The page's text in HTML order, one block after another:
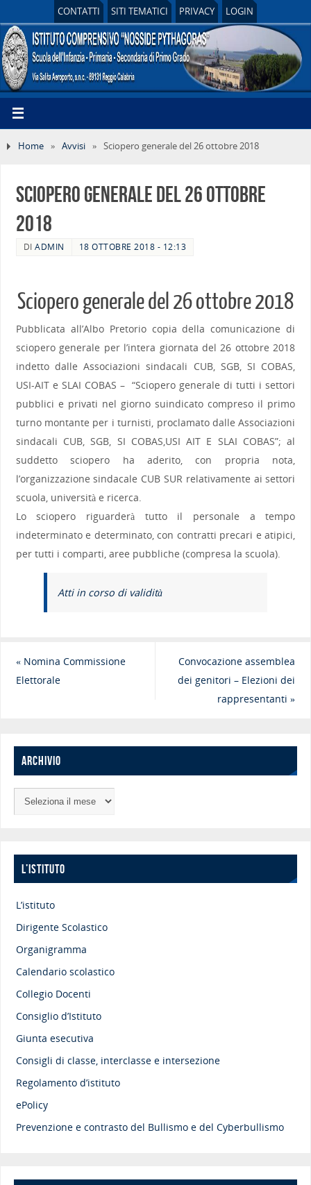
CONTATTI SITI TEMATICI PRIVACY LOGIN
Home » Avvisi » Sciopero generale del 26 ottobre 2018
Sciopero generale del 26 ottobre
2018
DIADMIN 18 OTTOBRE 2018 - 12:13
Sciopero generale del 26 ottobre 2018
Pubblicata all’Albo Pretorio copia della comunicazione di
sciopero generale per l’intera giornata del 26 ottobre 2018
indetto dalle Associazioni sindacali CUB, SGB, SI COBAS,
USI-AIT e SLAI COBAS – “Sciopero generale di tutti i settori
pubblici e privati nel giorno suindicato compreso il primo
turno montante per i turnisti, proclamato dalle Associazioni
sindacali CUB, SGB, SI COBAS,USI AIT E SLAI COBAS”; al
suddetto sciopero ha aderito, con propria nota,
l’organizzazione sindacale CUB SUR relativamente ai settori
scuola, università e ricerca.
Lo sciopero riguarderà tutto il personale a tempo
indeterminato e determinato, con contratti precari e atipici,
per tutti i comparti, aree pubbliche (compresa la scuola).
Atti in corso di validità
«Nomina Commissione
Elettorale
Convocazione assemblea
dei genitori – Elezioni dei
rappresentanti»
ARCHIVIO
L’ISTITUTO
L’istituto
Dirigente Scolastico
Organigramma
Calendario scolastico
Collegio Docenti
Consiglio d’Istituto
Giunta esecutiva
Consigli di classe, interclasse e intersezione
Regolamento d’istituto
ePolicy
Prevenzione e contrasto del Bullismo e del Cyberbullismo